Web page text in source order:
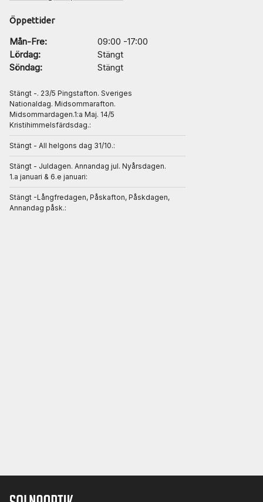
Öppettider
Mån-Fre:
09:00 -17:00
Lördag:
Stängt
Söndag:
Stängt
Stängt -. 23/5 Pingstafton. Sveriges
Nationaldag. Midsommarafton.
Midsommardagen.1:a Maj. 14/5
Kristihimmelsfärdsdag.:
Stängt - All helgons dag 31/10.:
Stängt - Juldagen. Annandag jul. Nyårsdagen.
1.a januari & 6.e januari:
Stängt -Långfredagen, Påskafton, Påskdagen,
Annandag påsk.: